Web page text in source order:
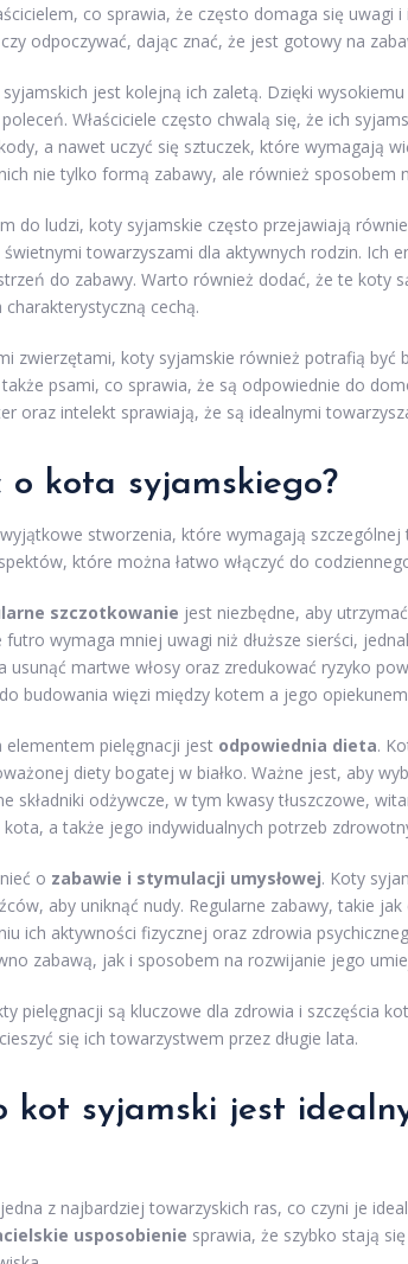
co sprawia, że często domaga się
odpoczywać, dając znać, że jest gotowy na
jest kolejną ich zaletą. Dzięki
Właściciele często chwalą się, że ich
a nawet uczyć się sztuczek, które wymagają
nie tylko formą zabawy, ale również sposobem
do ludzi, koty syjamskie często przejawiają
świetnymi towarzyszami dla aktywnych rodzin. Ich
do zabawy. Warto również dodać, że te koty
cechą.
zwierzętami, koty syjamskie również potrafią
psami, co sprawia, że są odpowiednie do
oraz intelekt sprawiają, że są idealnymi
o kota syjamskiego?
stworzenia, które wymagają
które można łatwo włączyć do
szczotkowanie jest niezbędne, aby
wymaga mniej uwagi niż dłuższe sierści,
usunąć martwe włosy oraz zredukować ryzyko
budowania więzi między kotem a jego
elementem pielęgnacji jest odpowiednia dieta.
diety bogatej w białko. Ważne jest, aby
składniki odżywcze, w tym kwasy tłuszczowe,
a także jego indywidualnych potrzeb
o zabawie i stymulacji umysłowej. Koty
aby uniknąć nudy. Regularne zabawy, takie
ich aktywności fizycznej oraz zdrowia
zabawą, jak i sposobem na rozwijanie jego
pielęgnacji są kluczowe dla zdrowia i szczęścia
się ich towarzystwem przez długie lata.
kot syjamski jest
z najbardziej towarzyskich ras, co czyni je
usposobienie sprawia, że szybko stają